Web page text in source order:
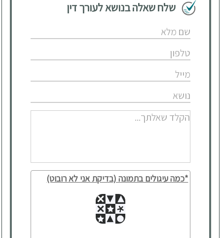
שלח שאלה בנושא לעורך דין
*כמה עיגולים בתמונה (בדיקת אני לא רובוט)